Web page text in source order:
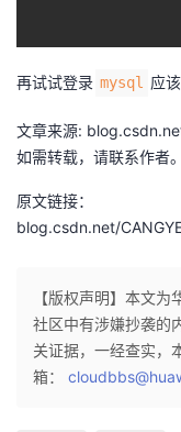
再试试登录 mysql 应
文章来源:
如需转载，请联系作者。
原文链接：
blog.csdn.net/
【版权声明】本文
社区中有涉嫌抄袭的
关证据，一经查实，
箱：